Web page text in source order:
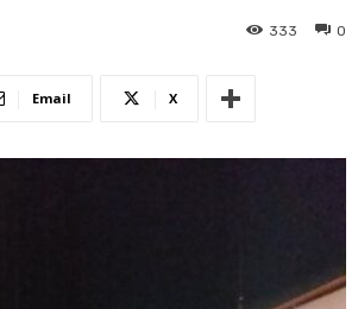
0
333
Email X